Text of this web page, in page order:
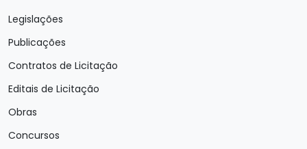
Legislações
Publicações
Contratos de Licitação
Editais de Licitação
Obras
Concursos